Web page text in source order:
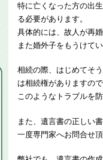
特に亡くなった方の出
る必要があります。
具体的には、故人が再
また婚外子をもうけて
相続の際、はじめてそ
は相続権がありますの
このようなトラブルを
また、遺言書の正しい
一度専門家へお問合せ